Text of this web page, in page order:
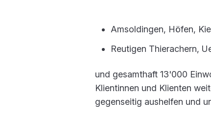
Amsoldingen, Höfen,
Reutigen Thierachern,
und gesamthaft 13'000
Klientinnen und Klienten
gegenseitig aushelfen und